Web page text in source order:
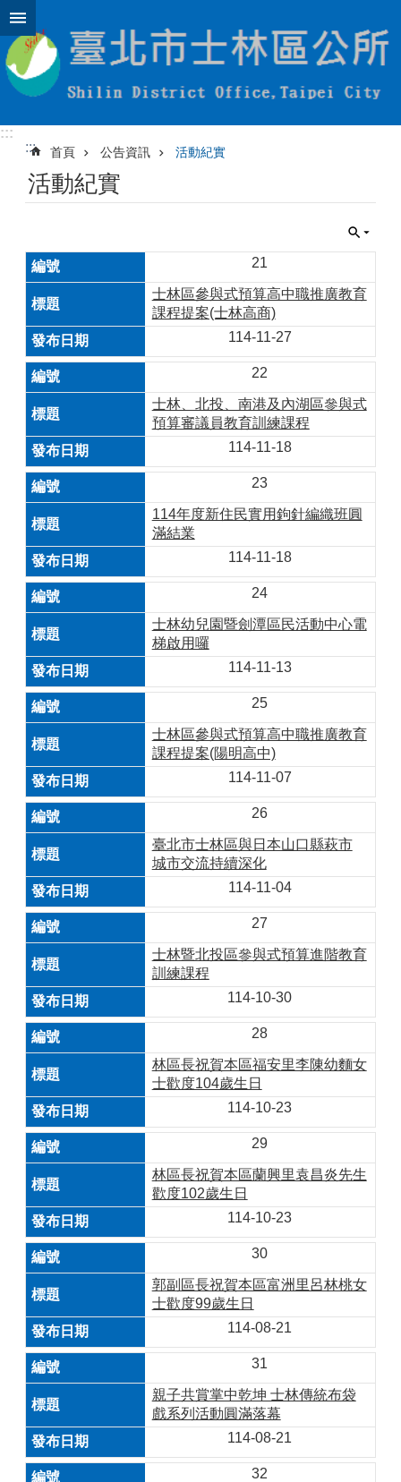
跳到主要內容區塊
:::
:::
首頁 公告資訊 活動紀實
活動紀實
21
士林區參與式預算高中職推廣教育
課程提案(士林高商)
114-11-27
22
士林、北投、南港及內湖區參與式
預算審議員教育訓練課程
114-11-18
23
114年度新住民實用鉤針編織班圓
滿結業
114-11-18
24
士林幼兒園暨劍潭區民活動中心電
梯啟用囉
114-11-13
25
士林區參與式預算高中職推廣教育
課程提案(陽明高中)
114-11-07
26
臺北市士林區與日本山口縣萩市
城市交流持續深化
114-11-04
27
士林暨北投區參與式預算進階教育
訓練課程
114-10-30
28
林區長祝賀本區福安里李陳幼麵女
士歡度104歲生日
114-10-23
29
林區長祝賀本區蘭興里袁昌炎先生
歡度102歲生日
114-10-23
30
郭副區長祝賀本區富洲里呂林桃女
士歡度99歲生日
114-08-21
31
親子共賞掌中乾坤 士林傳統布袋
戲系列活動圓滿落幕
114-08-21
32